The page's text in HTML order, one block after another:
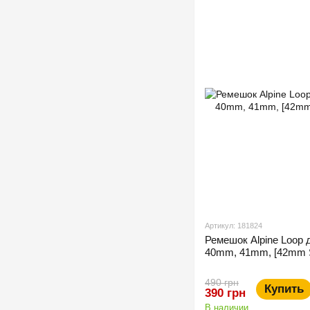
Артикул: 181824
Ремешок Alpine Loop
40mm, 41mm, [42mm
490 грн
390 грн Купить
В наличии